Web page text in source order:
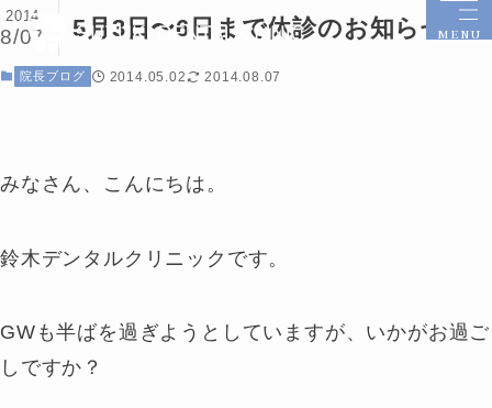
MENU
5月3日〜6日まで休診のお知らせ
2014
8/07
院長ブログ 2014.05.02 2014.08.07
みなさん、こんにちは。
鈴木デンタルクリニックです。
GWも半ばを過ぎようとしていますが、いかがお過ご
しですか？